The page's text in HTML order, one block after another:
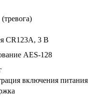
CR123A, 3 В
AES-128
включения питания